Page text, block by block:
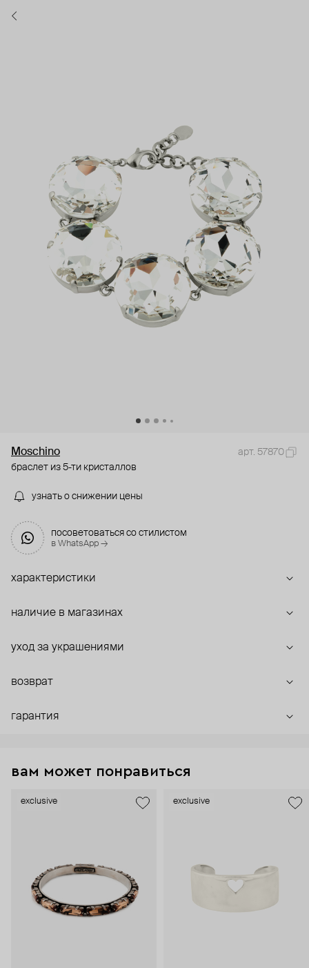
Moschino
арт. 57870
браслет из 5-ти кристаллов
узнать о снижении цены
посоветоваться со стилистом
в WhatsApp →
характеристики
наличие в магазинах
уход за украшениями
возврат
гарантия
вам может понравиться
exclusive exclusive